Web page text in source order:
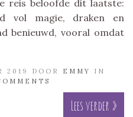
reis beloofde dit laatste:
vol magie, draken en
benieuwd, vooral omdat
2019 DOOR EMMY
IN
Lees verder »